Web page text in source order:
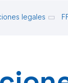
legales